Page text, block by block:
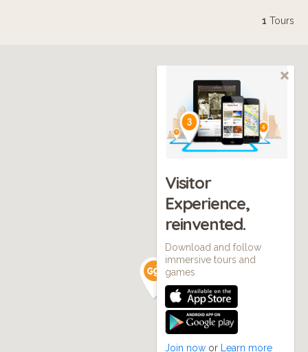
1 Tours
Visitor
Experience,
reinvented.
Download and follow
immersive tours and
games
Join now or Learn more